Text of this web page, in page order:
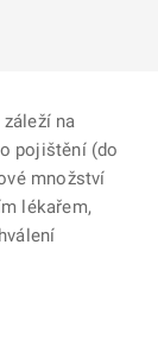
na
pojištění (do
množství
lékařem,